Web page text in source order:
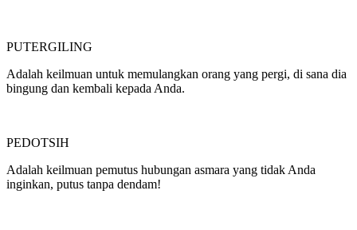
PUTERGILING
Adalah keilmuan untuk memulangkan orang yang pergi, di sana dia
bingung dan kembali kepada Anda.
PEDOTSIH
Adalah keilmuan pemutus hubungan asmara yang tidak Anda
inginkan, putus tanpa dendam!